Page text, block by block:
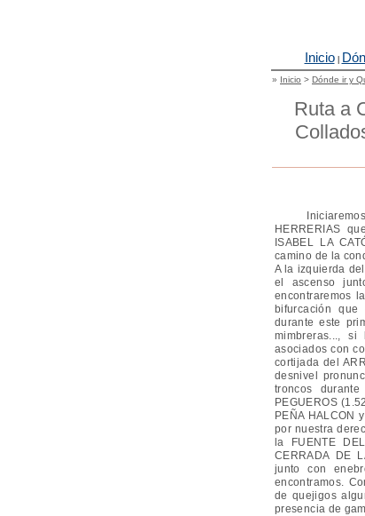
Inicio|
» Inicio > Dónde ir y
Ruta a
Iniciaremos
HERRERIAS
ISABEL LA
camino de la
A la izquierda
el ascenso
encontraremos
bifurcación
durante este
mimbreras...,
asociados con
cortijada del
desnivel
troncos
PEGUEROS
PEÑA HALCON
por nuestra
la FUENTE
CERRADA DE
junto con
encontramos.
de quejigos
presencia de